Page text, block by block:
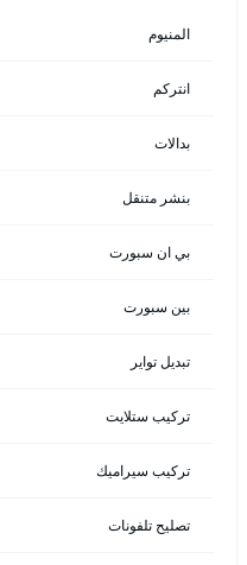
المنيوم
انتركم
بدالات
بنشر متنقل
بي ان سبورت
بين سبورت
تبديل تواير
تركيب ستلايت
تركيب سيراميك
تصليح تلفونات